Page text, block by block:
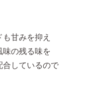
も甘みを抑え
味の残る味を
合しているので